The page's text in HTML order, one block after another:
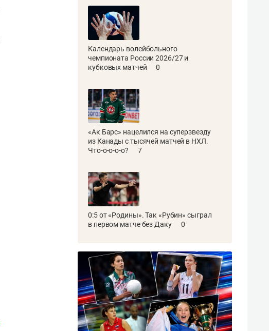
Календарь волейбольного
чемпионата России 2026/27 и
кубковых матчей
0
«Ак Барс» нацелился на суперзвезду
из Канады с тысячей матчей в НХЛ.
Что-о-о-о-о?
7
0:5 от «Родины». Так «Рубин» сыграл
в первом матче без Даку
0